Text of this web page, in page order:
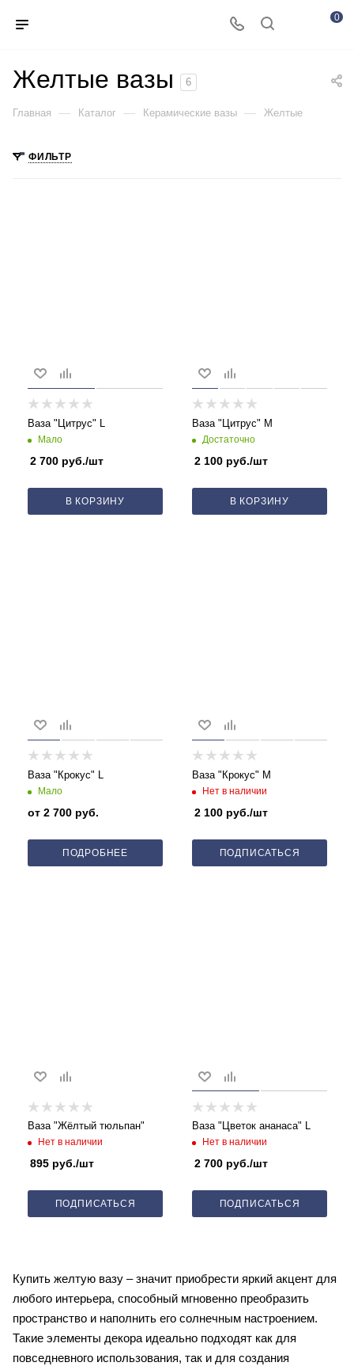
0
Желтые вазы 6
Главная — Каталог — Керамические вазы — Желтые
ФИЛЬТР
Мало
2 700 руб./шт
В КОРЗИНУ
Ваза "Цитрус" M
Достаточно
2 100 руб./шт
В КОРЗИНУ
Ваза "Крокус" L
Мало
от 2 700 руб.
ПОДРОБНЕЕ
Ваза "Крокус" M
Нет в наличии
2 100 руб./шт
ПОДПИСАТЬСЯ
Ваза "Жёлтый тюльпан"
Нет в наличии
895 руб./шт
ПОДПИСАТЬСЯ
Ваза "Цветок ананаса" L
Нет в наличии
2 700 руб./шт
ПОДПИСАТЬСЯ
Купить желтую вазу – значит приобрести яркий акцент для
любого интерьера, способный мгновенно преобразить
пространство и наполнить его солнечным настроением.
Такие элементы декора идеально подходят как для
повседневного использования, так и для создания